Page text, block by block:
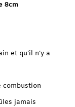
8cm
et qu’il n’y a
combustion
jamais